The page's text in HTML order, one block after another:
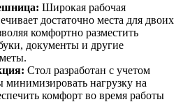
Широкая рабочая
достаточно места для двоих
комфортно разместить
документы и другие
Стол разработан с учетом
минимизировать нагрузку на
комфорт во время работы